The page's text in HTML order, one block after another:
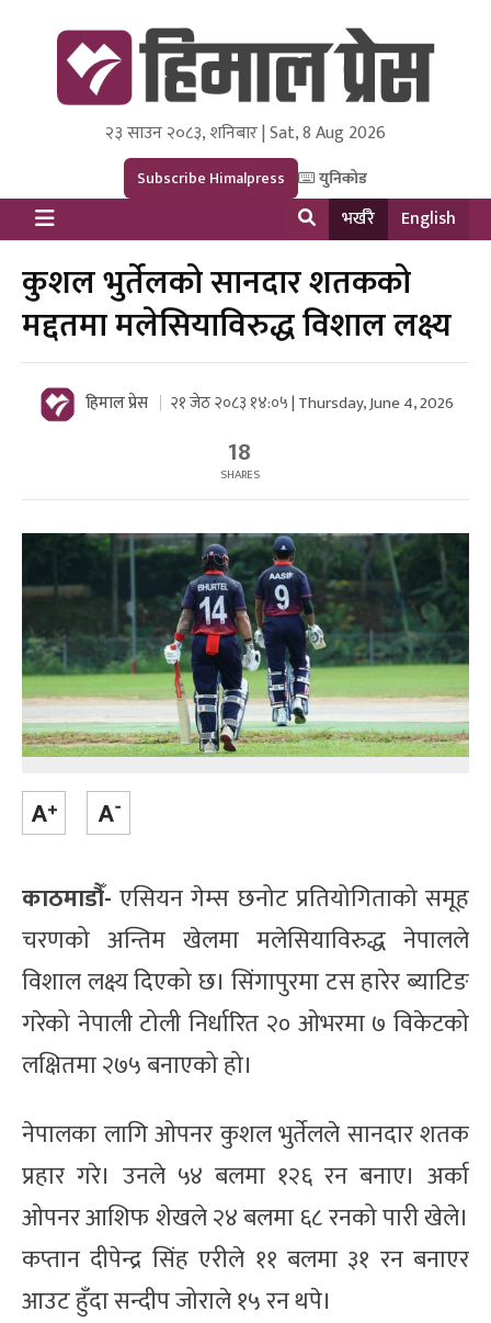
Himal Press
Dot NewsyNepal Media and Research Pvt Ltd.
२३ साउन २०८३, शनिबार | Sat, 8 Aug 2026
Subscribe Himalpress युनिकोड
भर्खरै English
कुशल भुर्तेलको सानदार शतकको
मद्दतमा मलेसियाविरुद्ध विशाल लक्ष्य
हिमाल प्रेस २१ जेठ २०८३ १४:०५ | Thursday, June 4, 2026
18
SHARES
काठमाडौँ- एसियन गेम्स छनोट प्रतियोगिताको समूह
चरणको अन्तिम खेलमा मलेसियाविरुद्ध नेपालले
विशाल लक्ष्य दिएको छ। सिंगापुरमा टस हारेर ब्याटिङ
गरेको नेपाली टोली निर्धारित २० ओभरमा ७ विकेटको
लक्षितमा २७५ बनाएको हो।
नेपालका लागि ओपनर कुशल भुर्तेलले सानदार शतक
प्रहार गरे। उनले ५४ बलमा १२६ रन बनाए। अर्का
ओपनर आशिफ शेखले २४ बलमा ६८ रनको पारी खेले।
कप्तान दीपेन्द्र सिंह एरीले ११ बलमा ३१ रन बनाएर
आउट हुँदा सन्दीप जोराले १५ रन थपे।